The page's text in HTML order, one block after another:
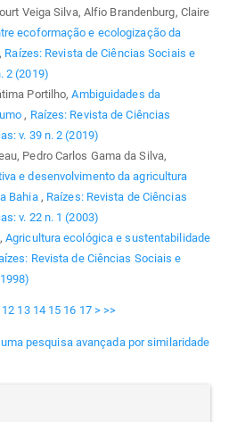
Veiga Silva, Alfio Brandenburg, Claire
ecoformação e ecologização da
, Raízes: Revista de Ciências Sociais e
2 (2019)
Portilho,Ambiguidades da
, Raízes: Revista de Ciências
v. 39 n. 2 (2019)
Pedro Carlos Gama da Silva,
e desenvolvimento da agricultura
Bahia , Raízes: Revista de Ciências
v. 22 n. 1 (2003)
Agricultura ecológica e sustentabilidade
Revista de Ciências Sociais e
12 13 14 15 16 17 > >>
pesquisa avançada por similaridade